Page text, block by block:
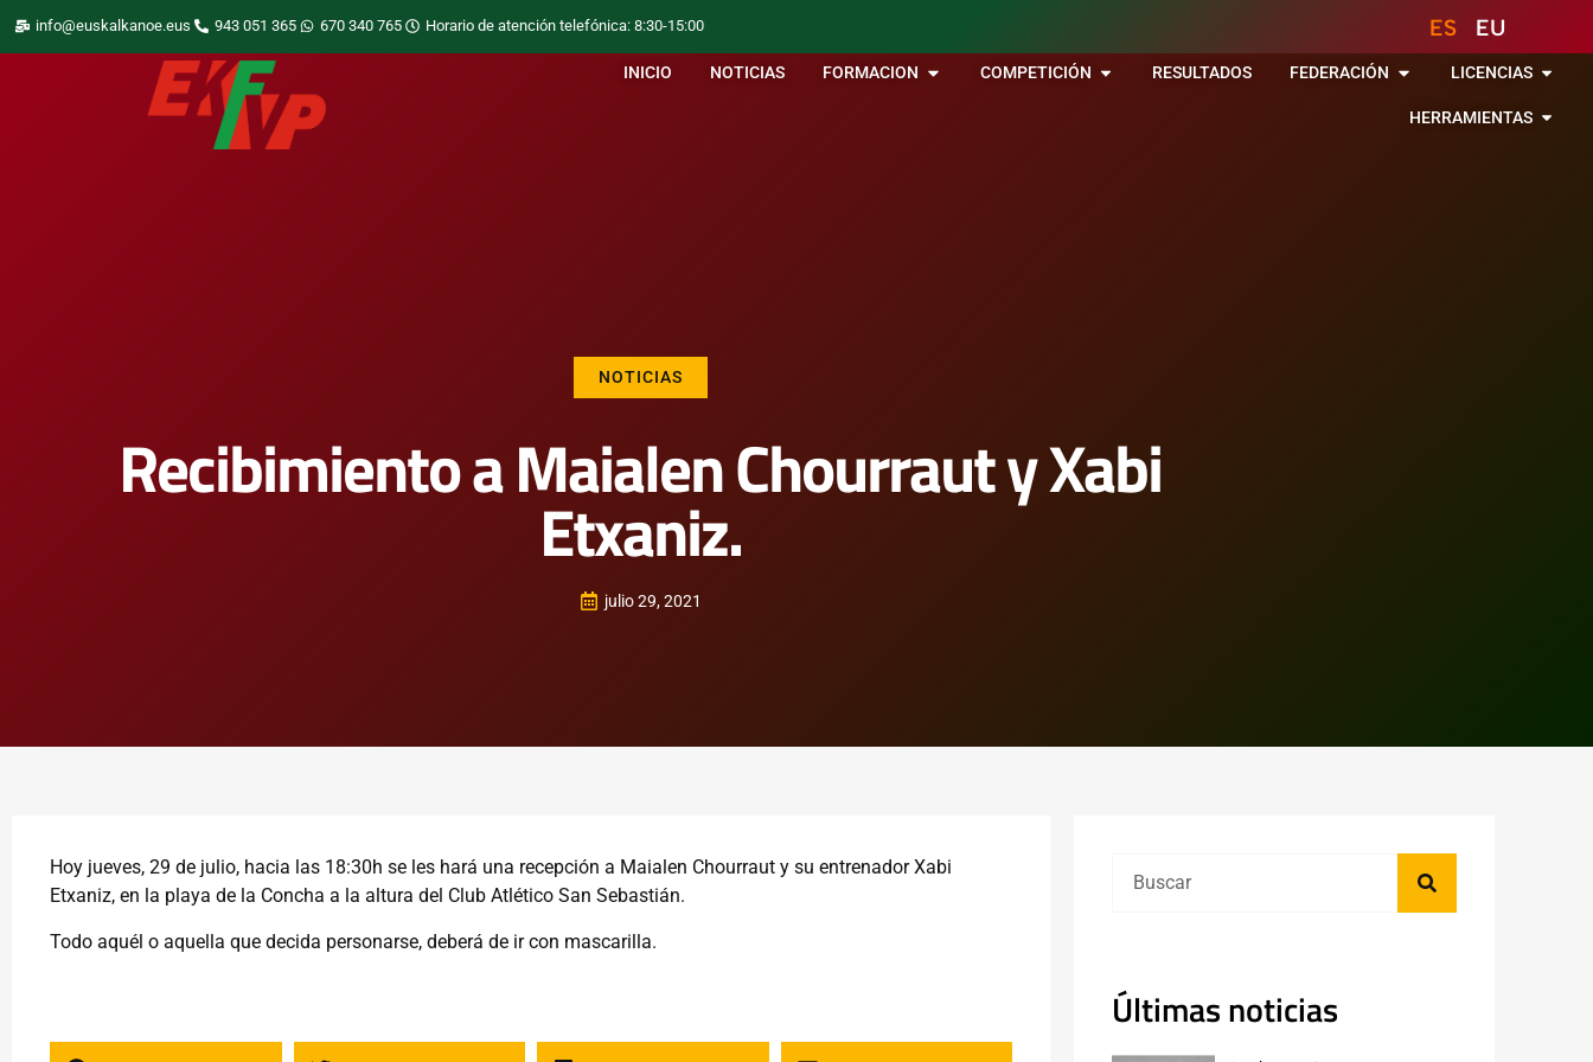
info@euskalkanoe.eus 943 051 365 670 340 765 Horario de atención telefónica: 8:30-15:00 ES EU
INICIO NOTICIAS FORMACION COMPETICIÓN RESULTADOS FEDERACIÓN LICENCIAS
HERRAMIENTAS
NOTICIAS
Recibimiento a Maialen Chourraut y Xabi
Etxaniz.
julio 29, 2021
Hoy jueves, 29 de julio, hacia las 18:30h se les hará una recepción a Maialen Chourraut y su entrenador Xabi
Etxaniz, en la playa de la Concha a la altura del Club Atlético San Sebastián.
Todo aquél o aquella que decida personarse, deberá de ir con mascarilla.
Últimas noticias